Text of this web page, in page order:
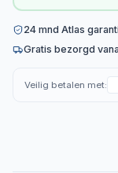
24 mnd Atlas
Gratis bezorgd
Veilig betalen met: